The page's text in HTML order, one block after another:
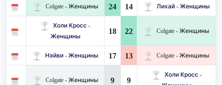
Colgate - Женщины 24 14 Лихай - Женщины
Холи Кросс -
Женщины
18 22 Colgate - Женщины
Нэйви - Женщины 17 13 Colgate - Женщины
Colgate - Женщины 9 9
Холи Кросс -